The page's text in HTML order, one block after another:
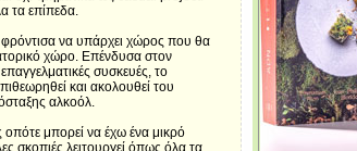
τα επίπεδα.
να υπάρχει χώρος που θα
χώρο. Επένδυσα στον
συσκευές, το
και ακολουθεί του
αλκοόλ.
οπότε μπορεί να έχω ένα μικρό
σκοπιές λειτουργεί όπως όλα τα